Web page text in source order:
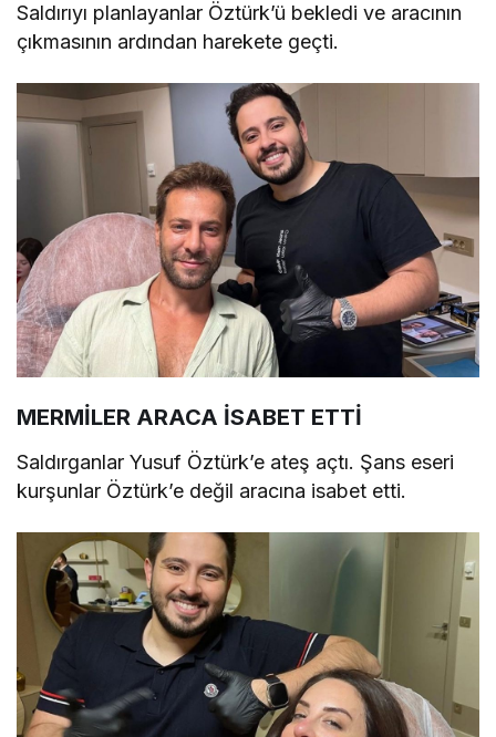
Saldırıyı planlayanlar Öztürk’ü bekledi ve aracının
çıkmasının ardından harekete geçti.
MERMİLER ARACA İSABET ETTİ
Saldırganlar Yusuf Öztürk’e ateş açtı. Şans eseri
kurşunlar Öztürk’e değil aracına isabet etti.